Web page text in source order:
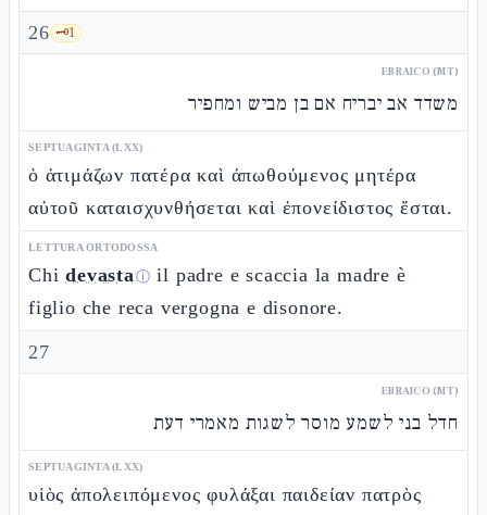
26 🗝️1
EBRAICO (MT)
משדד אב יבריח אם בן מביש ומחפיר
SEPTUAGINTA (LXX)
ὁ ἀτιμάζων πατέρα καὶ ἀπωθούμενος μητέρα
αὐτοῦ καταισχυνθήσεται καὶ ἐπονείδιστος ἔσται.
LETTURA ORTODOSSA
Chidevastaⓘ il padre e scaccia la madre è
figlio che reca vergogna e disonore.
27
EBRAICO (MT)
חדל בני לשמע מוסר לשגות מאמרי דעת
SEPTUAGINTA (LXX)
υἱὸς ἀπολειπόμενος φυλάξαι παιδείαν πατρὸς